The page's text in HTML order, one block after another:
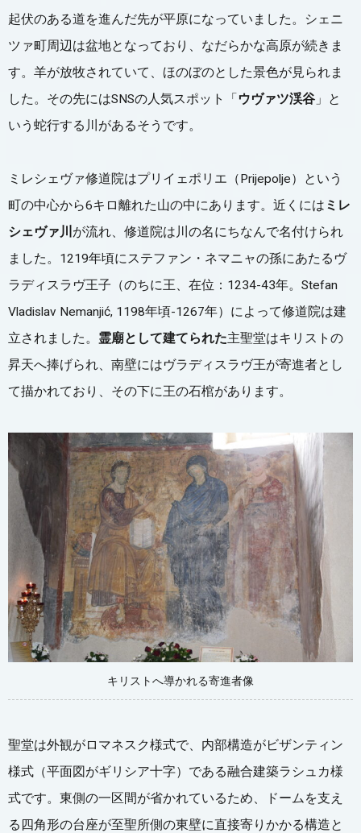
起伏のある道を進んだ先が平原になっていました。シェニ
ツァ町周辺は盆地となっており、なだらかな高原が続きま
す。羊が放牧されていて、ほのぼのとした景色が見られま
した。その先にはSNSの人気スポット「 ウヴァツ渓谷 」と
いう蛇行する川があるそうです。
ミレシェヴァ修道院はプリイェポリエ（Prijepolje）という
町の中心から6キロ離れた山の中にあります。近くには ミレ
シェヴァ川 が流れ、修道院は川の名にちなんで名付けられ
ました。1219年頃にステファン・ネマニャの孫にあたるヴ
ラディスラヴ王子（のちに王、在位：1234-43年。Stefan
Vladislav Nemanjić, 1198年頃-1267年）によって修道院は建
立されました。 霊廟として建てられた主聖堂はキリストの
昇天へ捧げられ、南壁にはヴラディスラヴ王が寄進者とし
て描かれており、その下に王の石棺があります。
キリストへ導かれる寄進者像
聖堂は外観がロマネスク様式で、内部構造がビザンティン
様式（平面図がギリシア十字）である融合建築ラシュカ様
式です。東側の一区間が省かれているため、ドームを支え
る四角形の台座が至聖所側の東壁に直接寄りかかる構造と